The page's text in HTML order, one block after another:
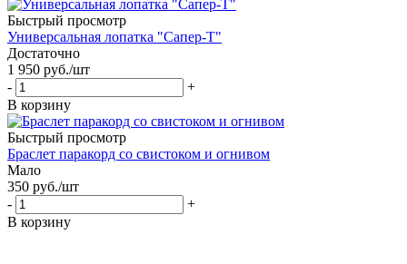
Быстрый просмотр
Универсальная лопатка "Сапер-Т"
Достаточно
1 950 руб./шт
-
+
В корзину
Быстрый просмотр
Браслет паракорд со свистоком и огнивом
Мало
350 руб./шт
-
+
В корзину